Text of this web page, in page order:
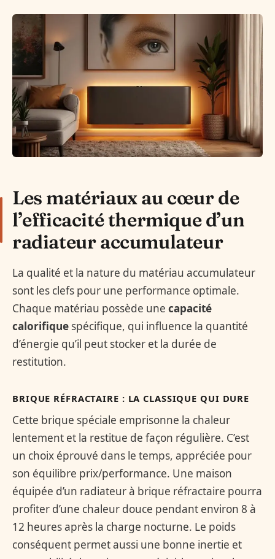
Les matériaux au cœur de
l’efficacité thermique d’un
radiateur accumulateur
La qualité et la nature du matériau accumulateur
sont les clefs pour une performance optimale.
Chaque matériau possède une capacité
calorifique spécifique, qui influence la quantité
d’énergie qu’il peut stocker et la durée de
restitution.
BRIQUE RÉFRACTAIRE : LA CLASSIQUE QUI DURE
Cette brique spéciale emprisonne la chaleur
lentement et la restitue de façon régulière. C’est
un choix éprouvé dans le temps, appréciée pour
son équilibre prix/performance. Une maison
équipée d’un radiateur à brique réfractaire pourra
profiter d’une chaleur douce pendant environ 8 à
12 heures après la charge nocturne. Le poids
conséquent permet aussi une bonne inertie et